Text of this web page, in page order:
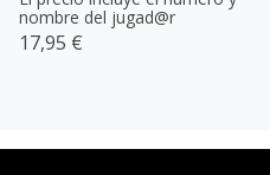
nombre del jugad@r
17,95 €